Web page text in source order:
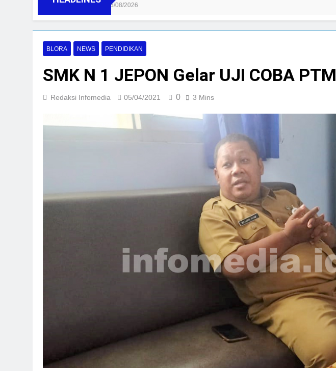
BLORA NEWS PENDIDIKAN
SMK N 1 JEPON Gelar UJI COBA PTM
Redaksi Infomedia 05/04/2021 0 3 Mins